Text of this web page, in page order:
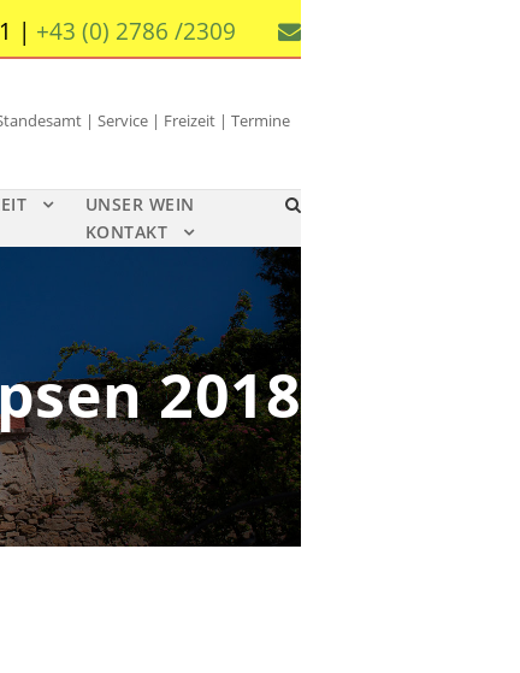
| +43 (0) 2786 /2309
| Service | Freizeit | Termine
UNSER WEIN
KONTAKT
2018